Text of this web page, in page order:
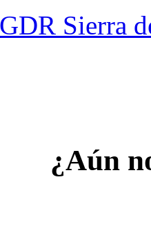
GDR Sierra
¿Aún